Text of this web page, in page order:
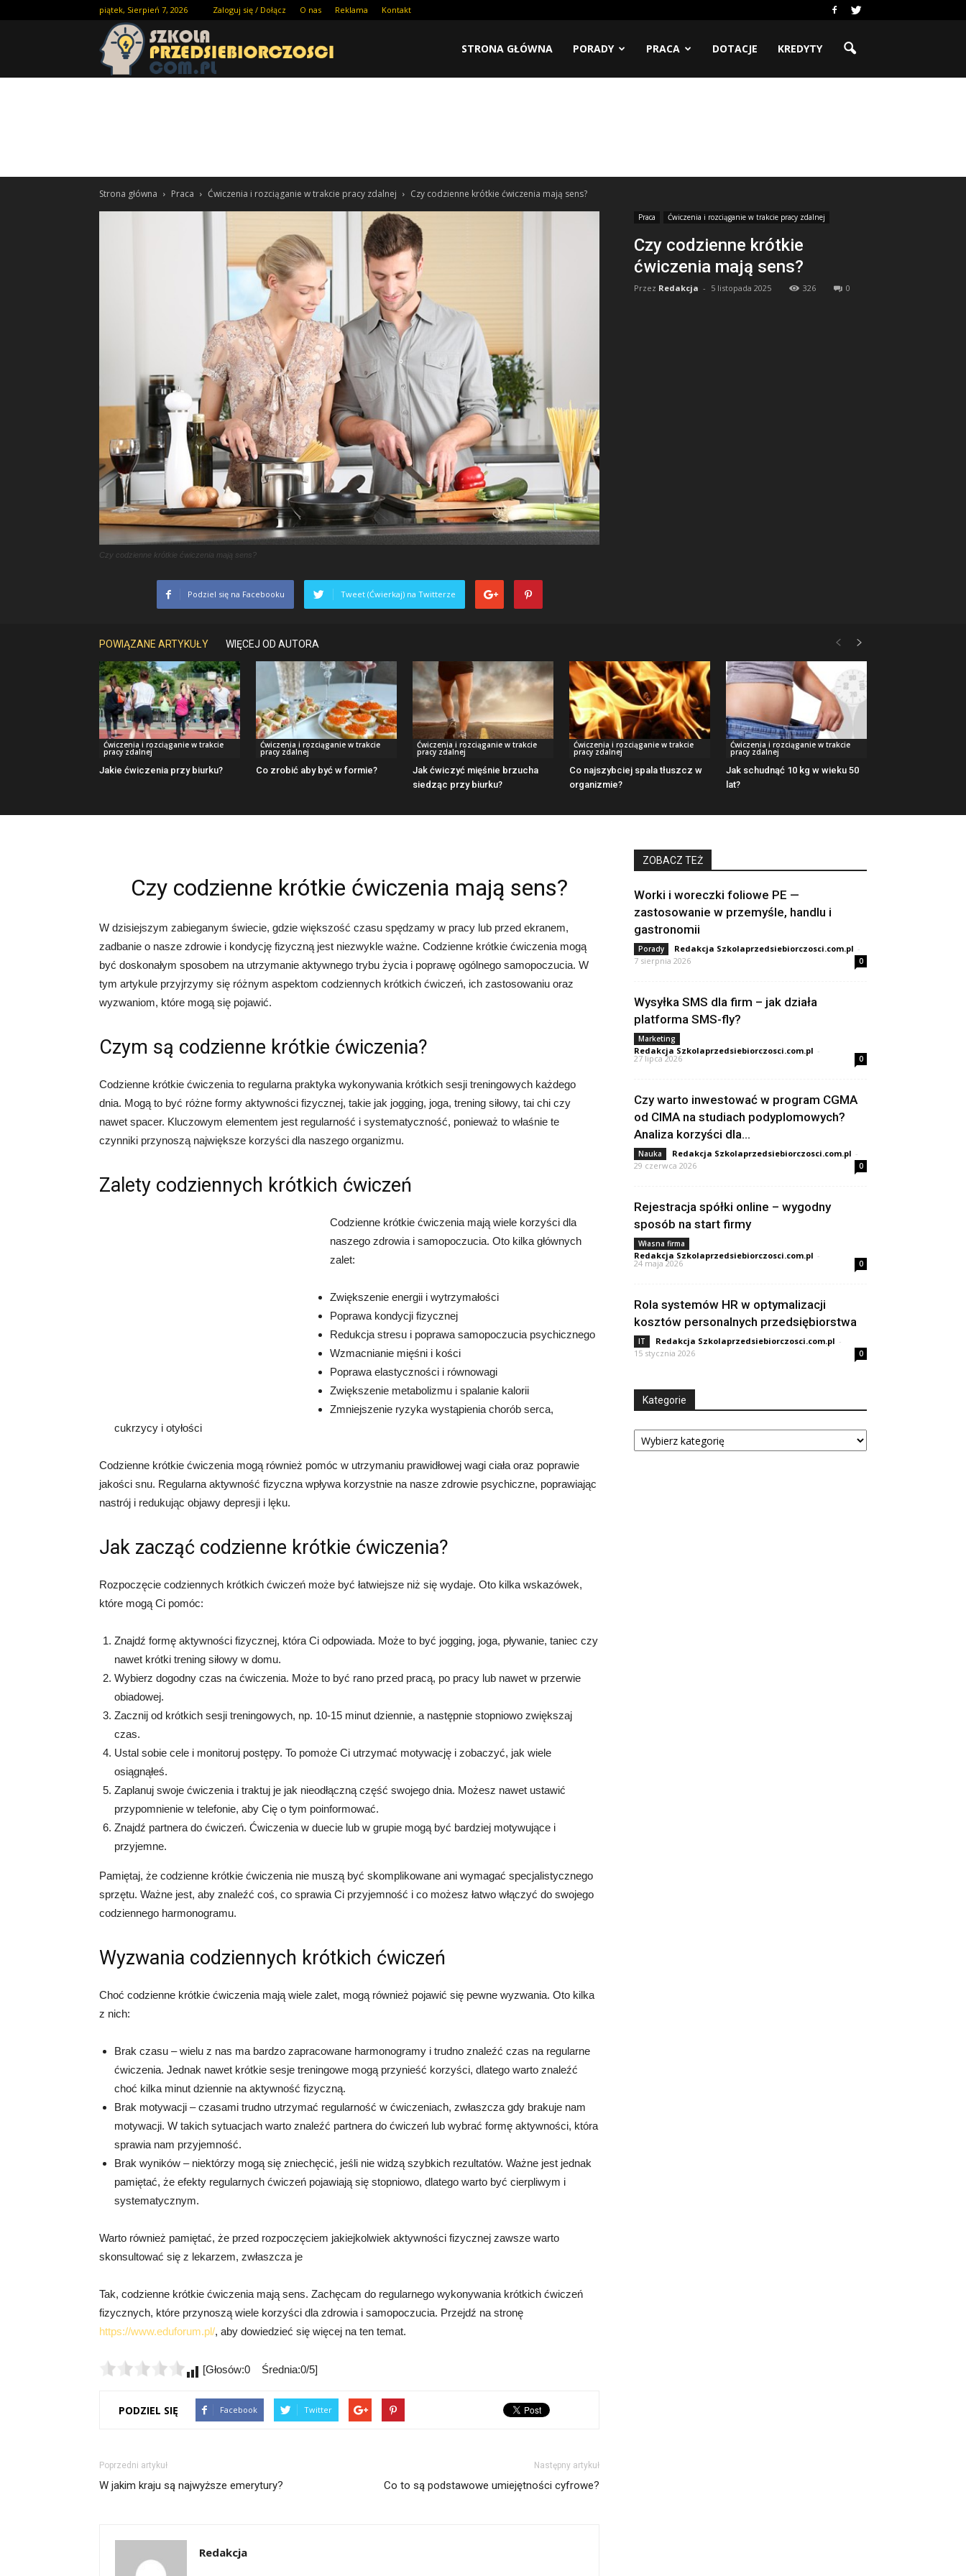
piątek, Sierpień 7, 2026 Zaloguj się / Dołącz O nas Reklama Kontakt
STRONA GŁÓWNA PORADY PRACA DOTACJE KREDYTY
Strona główna Praca Ćwiczenia i rozciąganie w trakcie pracy zdalnej Czy codzienne krótkie ćwiczenia mają sens?
Praca Ćwiczenia i rozciąganie w trakcie pracy zdalnej
Czy codzienne krótkie
ćwiczenia mają sens?
Przez Redakcja - 5 listopada 2025 326 0
Czy codzienne krótkie ćwiczenia mają sens?
Podziel się na Facebooku Tweet (Ćwierkaj) na Twitterze
POWIĄZANE ARTYKUŁY WIĘCEJ OD AUTORA
Ćwiczenia i rozciąganie w trakcie
pracy zdalnej
Jakie ćwiczenia przy biurku?
Ćwiczenia i rozciąganie w trakcie
pracy zdalnej
Co zrobić aby być w formie?
Ćwiczenia i rozciąganie w trakcie
pracy zdalnej
Jak ćwiczyć mięśnie brzucha
siedząc przy biurku?
Ćwiczenia i rozciąganie w trakcie
pracy zdalnej
Co najszybciej spala tłuszcz w
organizmie?
Ćwiczenia i rozciąganie w trakcie
pracy zdalnej
Jak schudnąć 10 kg w wieku 50
lat?
Czy codzienne krótkie ćwiczenia mają sens?
W dzisiejszym zabieganym świecie, gdzie większość czasu spędzamy w pracy lub przed ekranem,
zadbanie o nasze zdrowie i kondycję fizyczną jest niezwykle ważne. Codzienne krótkie ćwiczenia mogą
być doskonałym sposobem na utrzymanie aktywnego trybu życia i poprawę ogólnego samopoczucia. W
tym artykule przyjrzymy się różnym aspektom codziennych krótkich ćwiczeń, ich zastosowaniu oraz
wyzwaniom, które mogą się pojawić.
Czym są codzienne krótkie ćwiczenia?
Codzienne krótkie ćwiczenia to regularna praktyka wykonywania krótkich sesji treningowych każdego
dnia. Mogą to być różne formy aktywności fizycznej, takie jak jogging, joga, trening siłowy, tai chi czy
nawet spacer. Kluczowym elementem jest regularność i systematyczność, ponieważ to właśnie te
czynniki przynoszą największe korzyści dla naszego organizmu.
Zalety codziennych krótkich ćwiczeń
Codzienne krótkie ćwiczenia mają wiele korzyści dla
naszego zdrowia i samopoczucia. Oto kilka głównych
zalet:
Zwiększenie energii i wytrzymałości
Poprawa kondycji fizycznej
Redukcja stresu i poprawa samopoczucia psychicznego
Wzmacnianie mięśni i kości
Poprawa elastyczności i równowagi
Zwiększenie metabolizmu i spalanie kalorii
Zmniejszenie ryzyka wystąpienia chorób serca,
cukrzycy i otyłości
Codzienne krótkie ćwiczenia mogą również pomóc w utrzymaniu prawidłowej wagi ciała oraz poprawie
jakości snu. Regularna aktywność fizyczna wpływa korzystnie na nasze zdrowie psychiczne, poprawiając
nastrój i redukując objawy depresji i lęku.
Jak zacząć codzienne krótkie ćwiczenia?
Rozpoczęcie codziennych krótkich ćwiczeń może być łatwiejsze niż się wydaje. Oto kilka wskazówek,
które mogą Ci pomóc:
Znajdź formę aktywności fizycznej, która Ci odpowiada. Może to być jogging, joga, pływanie, taniec czy
nawet krótki trening siłowy w domu.
Wybierz dogodny czas na ćwiczenia. Może to być rano przed pracą, po pracy lub nawet w przerwie
obiadowej.
Zacznij od krótkich sesji treningowych, np. 10-15 minut dziennie, a następnie stopniowo zwiększaj
czas.
Ustal sobie cele i monitoruj postępy. To pomoże Ci utrzymać motywację i zobaczyć, jak wiele
osiągnąłeś.
Zaplanuj swoje ćwiczenia i traktuj je jak nieodłączną część swojego dnia. Możesz nawet ustawić
przypomnienie w telefonie, aby Cię o tym poinformować.
Znajdź partnera do ćwiczeń. Ćwiczenia w duecie lub w grupie mogą być bardziej motywujące i
przyjemne.
Pamiętaj, że codzienne krótkie ćwiczenia nie muszą być skomplikowane ani wymagać specjalistycznego
sprzętu. Ważne jest, aby znaleźć coś, co sprawia Ci przyjemność i co możesz łatwo włączyć do swojego
codziennego harmonogramu.
Wyzwania codziennych krótkich ćwiczeń
Choć codzienne krótkie ćwiczenia mają wiele zalet, mogą również pojawić się pewne wyzwania. Oto kilka
z nich:
Brak czasu – wielu z nas ma bardzo zapracowane harmonogramy i trudno znaleźć czas na regularne
ćwiczenia. Jednak nawet krótkie sesje treningowe mogą przynieść korzyści, dlatego warto znaleźć
choć kilka minut dziennie na aktywność fizyczną.
Brak motywacji – czasami trudno utrzymać regularność w ćwiczeniach, zwłaszcza gdy brakuje nam
motywacji. W takich sytuacjach warto znaleźć partnera do ćwiczeń lub wybrać formę aktywności, która
sprawia nam przyjemność.
Brak wyników – niektórzy mogą się zniechęcić, jeśli nie widzą szybkich rezultatów. Ważne jest jednak
pamiętać, że efekty regularnych ćwiczeń pojawiają się stopniowo, dlatego warto być cierpliwym i
systematycznym.
Warto również pamiętać, że przed rozpoczęciem jakiejkolwiek aktywności fizycznej zawsze warto
skonsultować się z lekarzem, zwłaszcza je
Tak, codzienne krótkie ćwiczenia mają sens. Zachęcam do regularnego wykonywania krótkich ćwiczeń
fizycznych, które przynoszą wiele korzyści dla zdrowia i samopoczucia. Przejdź na stronę
https://www.eduforum.pl/, aby dowiedzieć się więcej na ten temat.
[Głosów:0 Średnia:0/5]
PODZIEL SIĘ Facebook Twitter
Poprzedni artykuł
W jakim kraju są najwyższe emerytury?
Następny artykuł
Co to są podstawowe umiejętności cyfrowe?
Redakcja
ZOBACZ TEŻ
Worki i woreczki foliowe PE —
zastosowanie w przemyśle, handlu i
gastronomii
Porady Redakcja Szkolaprzedsiebiorczosci.com.pl -
7 sierpnia 2026
0
Wysyłka SMS dla firm – jak działa
platforma SMS-fly?
Marketing
Redakcja Szkolaprzedsiebiorczosci.com.pl -
27 lipca 2026 0
Czy warto inwestować w program CGMA
od CIMA na studiach podyplomowych?
Analiza korzyści dla...
Nauka Redakcja Szkolaprzedsiebiorczosci.com.pl -
29 czerwca 2026
0
Rejestracja spółki online – wygodny
sposób na start firmy
Własna firma
Redakcja Szkolaprzedsiebiorczosci.com.pl -
24 maja 2026 0
Rola systemów HR w optymalizacji
kosztów personalnych przedsiębiorstwa
IT Redakcja Szkolaprzedsiebiorczosci.com.pl -
15 stycznia 2026
0
Kategorie
Kategorie